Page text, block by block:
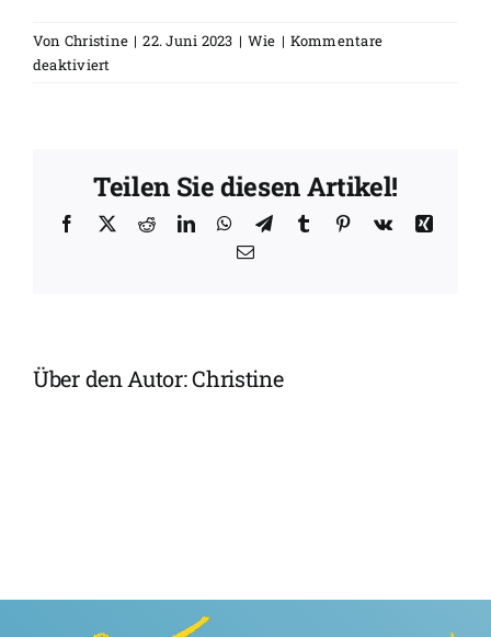
Von Christine | 22. Juni 2023 | Wie | Kommentare
deaktiviert
ich
werde?
Teilen Sie diesen Artikel!
Facebook
X RedditLinkedInWhatsApp
TelegramTumblr Pinterest
Vk
Xing
E-
Über den Autor:Christine